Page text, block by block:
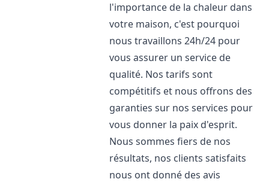
l'importance de la chaleur dans
votre maison, c'est pourquoi
nous travaillons 24h/24 pour
vous assurer un service de
qualité. Nos tarifs sont
compétitifs et nous offrons des
garanties sur nos services pour
vous donner la paix d'esprit.
Nous sommes fiers de nos
résultats, nos clients satisfaits
nous ont donné des avis